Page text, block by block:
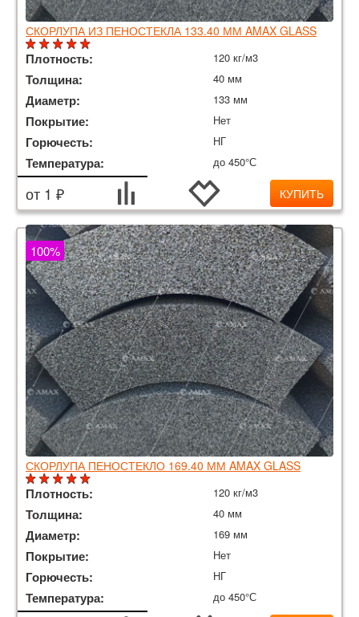
СКОРЛУПА ИЗ ПЕНОСТЕКЛА 133.40 ММ AMAX GLASS
Плотность: 120 кг/м3
Толщина: 40 мм
Диаметр: 133 мм
Покрытие: Нет
Горючесть: НГ
Температура: до 450°С
от 1 ₽ КУПИТЬ
СКОРЛУПА ПЕНОСТЕКЛО 169.40 ММ AMAX GLASS
100%
Плотность: 120 кг/м3
Толщина: 40 мм
Диаметр: 169 мм
Покрытие: Нет
Горючесть: НГ
Температура: до 450°С